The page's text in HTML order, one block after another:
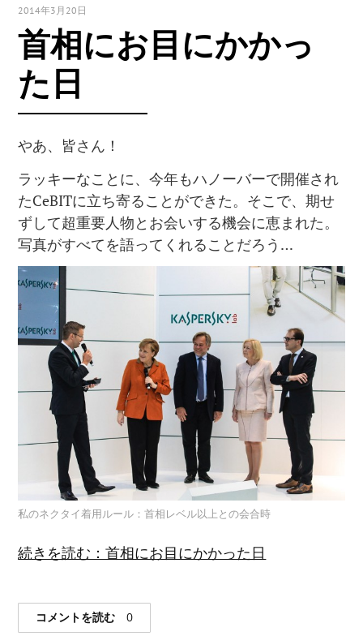
2014年3月20日
首相にお目にかかっ
た日
やあ、皆さん！
ラッキーなことに、今年もハノーバーで開催され
たCeBITに立ち寄ることができた。そこで、期せ
ずして超重要人物とお会いする機会に恵まれた。
写真がすべてを語ってくれることだろう…
私のネクタイ着用ルール：首相レベル以上との会合時
続きを読む：首相にお目にかかった日
コメントを読む 0